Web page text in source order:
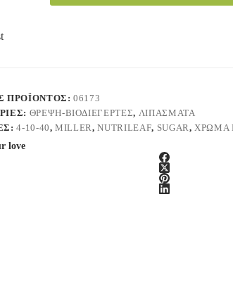
ΠΡΟΪΌΝΤΟΣ:06173
ΘΡΕΨΗ-ΒΙΟΔΙΕΓΕΡΤΕΣ, ΛΙΠΑΣΜΑΤΑ
4-10-40,MILLER,NUTRILEAF, SUGAR,ΧΡΏΜΑ
love